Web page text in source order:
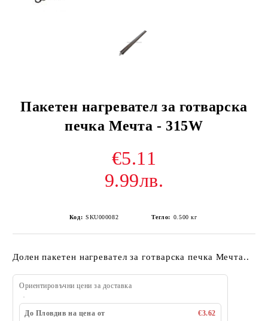
Пакетен нагревател за готварска
печка Мечта - 315W
€5.11
9.99лв.
Код: SKU000082 Тегло: 0.500 кг
Долен пакетен нагревател за готварска печка Мечта..
Ориентировъчни цени за доставка
До Пловдив на цена от
€3.62